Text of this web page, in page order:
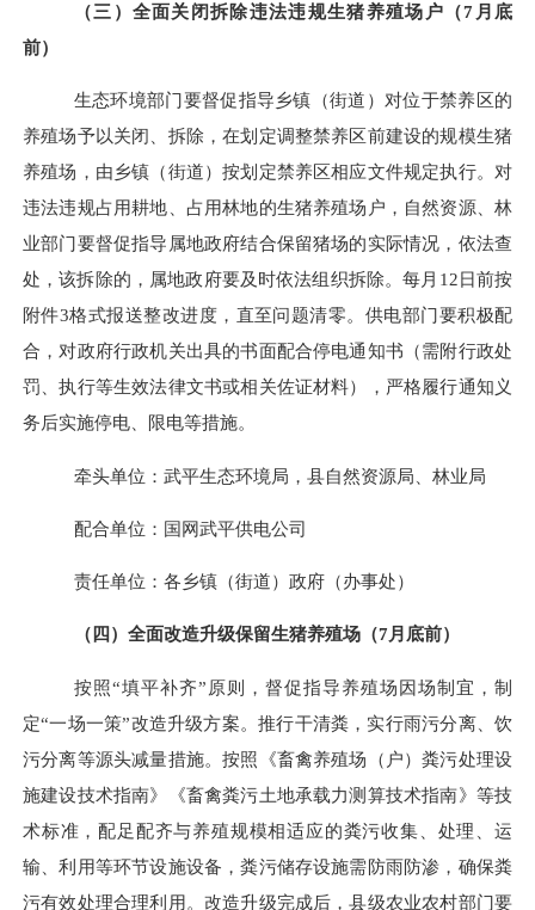
（三）全面关闭拆除违法违规生猪养殖场户（7 月底
前）
生态环境部门要督促指导乡镇（街道）对位于禁养区的
养殖场予以关闭、拆除，在划定调整禁养区前建设的规模生猪
养殖场，由乡镇（街道）按划定禁养区相应文件规定执行。对
违法违规占用耕地、占用林地的生猪养殖场户，自然资源、林
业部门要督促指导 属地政府结合保留猪场的实际情况 ，依法查
处，该拆除的，属地政府要及时依法组织拆除。每月 12日前按
附件3格式报送整改进度，直至问题清零。供电部门要积极配
合，对政府行政机关出具的书面配合停电通知书（需附行政处
罚、执行等生效法律文书或相关佐证材料），严格履行通知义
务后实施停电、限电等措施。
牵头单位：武平生态环境局，县自然资源局、林业局
配合单位：国网武平供电公司
责任单位：各乡镇（街道）政府（办事处）
（四）全面改造升级保留生猪养殖场（7月底前）
按照“填平补齐”原则，督促指导养殖场因场制宜，制
定“一场一策”改造升级方案。推行干清粪，实行雨污分离、饮
污分离等源头减量措施。按照《畜禽养殖场（户）粪污处理设
施建设技术指南》《畜禽粪污土地承载力测算技术指南》等技
术标准，配足配齐与养殖规模相适应的粪污收集、处理、运
输、利用等环节设施设备，粪污储存设施需防雨防渗， 确保粪
污有效处理合理利用。改造升级完成后，县级农业农村部门要